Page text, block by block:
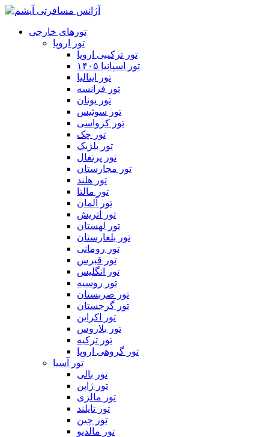
تورهای خارجی
تور اروپا
تور ترکیبی اروپا
تور اسپانیا ۱۴۰۵
تور ایتالیا
تور فرانسه
تور یونان
تور سوئیس
تور کرواسی
تور چک
تور بلژیک
تور پرتغال
تور مجارستان
تور هلند
تور مالتا
تور آلمان
تور اتریش
تور لهستان
تور بلغارستان
تور رومانی
تور قبرس
تور انگلیس
تور روسیه
تور صربستان
تور گرجستان
تور اکراین
تور بلاروس
تور ترکیه
تور گروهی اروپا
تور آسیا
تور بالی
تور ژاپن
تور مالزی
تور تایلند
تور چین
تور مالدیو